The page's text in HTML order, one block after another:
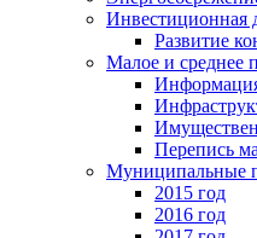
Инвестиционная
Развитие
Малое и среднее
Информация
Перепись
Муниципальные
2015 год
2016 год